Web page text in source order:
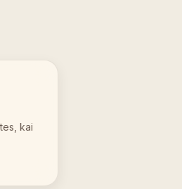
kai